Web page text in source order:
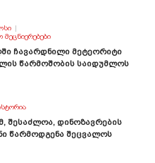
ᲛᲔᲪᲜᲘᲔᲠᲔᲑᲔᲑᲘ
Ჩავარდნილი Მეტეორიტი
Წარმოშობის Საიდუმლოს
Შესაძლოა, Დინოზავრების
Წარმოდგენა Შეცვალოს